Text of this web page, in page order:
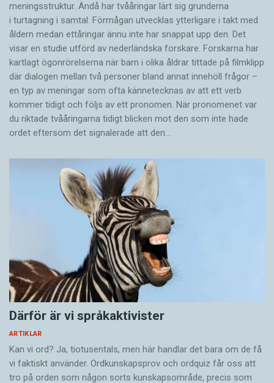
meningsstruktur. Ändå har tvååringar lärt sig grunderna
i turtagning i samtal. Förmågan utvecklas ytterligare i takt med
åldern medan ettåringar ännu inte har snappat upp den. Det
visar en studie utförd av nederländska forskare. Forskarna har
kartlagt ögonrörelserna när barn i olika åldrar tittade på filmklipp
där dialogen mellan två personer bland annat innehöll frågor –
en typ av meningar som ofta kännetecknas av att ett verb
kommer tidigt och följs av ett pronomen. När pronomenet var
du riktade tvååringarna tidigt blicken mot den som inte hade
ordet eftersom det ­signalerade att den…
Därför är vi språkaktivister
ARTIKLAR
Kan vi ord? Ja, tiotusentals, men här handlar det bara om de få
vi faktiskt använder. Ordkunskapsprov och ordquiz får oss att
tro på orden som någon sorts kunskapsområde, precis som